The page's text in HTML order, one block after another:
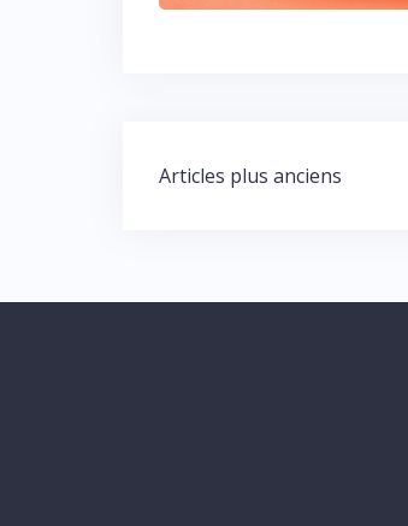
Navigation
Articles plus anciens